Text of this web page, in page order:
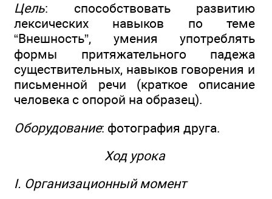
Цель: способствовать развитию
лексических навыков по теме
“Внешность”, умения употреблять
формы притяжательного падежа
существительных, навыков говорения и
письменной речи (краткое описание
человека с опорой на образец).
Оборудование: фотография друга.
Ход урока
I. Организационный момент